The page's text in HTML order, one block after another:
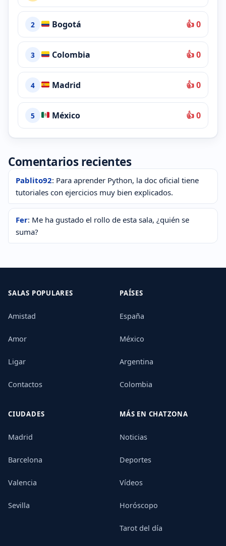
2 Bogotá 👍 0
3 Colombia 👍 0
4 Madrid 👍 0
5 México 👍 0
Comentarios recientes
Pablito92: Para aprender Python, la doc oficial tiene
tutoriales con ejercicios muy bien explicados.
Fer: Me ha gustado el rollo de esta sala, ¿quién se
suma?
SALAS POPULARES
Amistad
Amor
Ligar
Contactos
PAÍSES
España
México
Argentina
Colombia
CIUDADES
Madrid
Barcelona
Valencia
Sevilla
MÁS EN CHATZONA
Noticias
Deportes
Vídeos
Horóscopo
Tarot del día